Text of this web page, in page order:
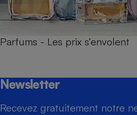
Parfums - Les prix s’envolent
Newsletter
Recevez gratuitement notre